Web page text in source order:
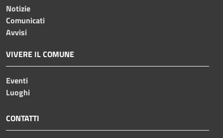
Notizie
Comunicati
Avvisi
VIVERE IL COMUNE
Eventi
Luoghi
CONTATTI